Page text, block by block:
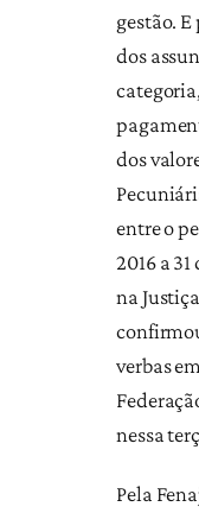
gestão.
dos
dos
entre o
2016 a
na
verbas
nessa
Pela